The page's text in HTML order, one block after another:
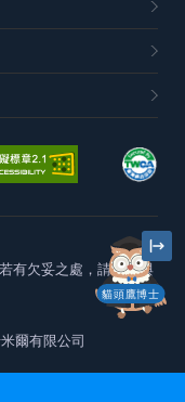
貓頭鷹博士
若有欠妥之處，請隨時與
爾有限公司